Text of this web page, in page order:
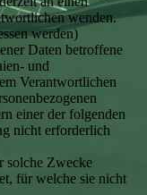
wenden.
werden)
Daten betroffene
und
Verantwortlichen
einer der folgenden
nicht erforderlich
solche Zwecke
für welche sie nicht